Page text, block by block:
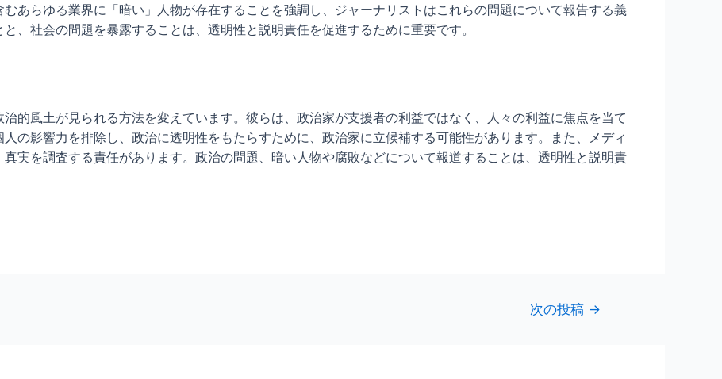
あらゆる業界に「暗い」人物が存在することを強調し、ジャーナリストはこれらの問題について報告する義
、社会の問題を暴露することは、透明性と説明責任を促進するために重要です。
的風土が見られる方法を変えています。彼らは、政治家が支援者の利益ではなく、人々の利益に焦点を当て
の影響力を排除し、政治に透明性をもたらすために、政治家に立候補する可能性があります。また、メディ
実を調査する責任があります。政治の問題、暗い人物や腐敗などについて報道することは、透明性と説明責
次の投稿 →